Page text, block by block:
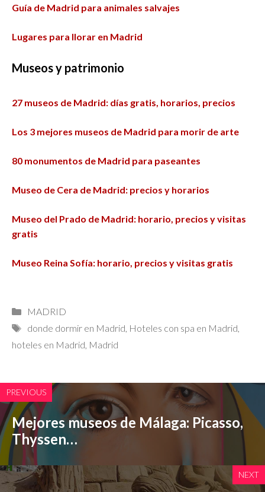
Guía de Madrid para animales salvajes
Lugares para llorar en Madrid
Museos y patrimonio
27 museos de Madrid: días gratis, horarios, precios
Los 3 mejores museos de Madrid para morir de arte
80 monumentos de Madrid para paseantes
Museo de Cera de Madrid: precios y horarios
Museo del Prado de Madrid: horario, precios y visitas
gratis
Museo Reina Sofía: horario, precios y visitas gratis
Categorías
MADRID
Etiquetas
donde dormir en Madrid, Hoteles con spa en Madrid,
hoteles en Madrid, Madrid
PREVIOUS
Mejores museos de Málaga: Picasso,
Thyssen…
NEXT